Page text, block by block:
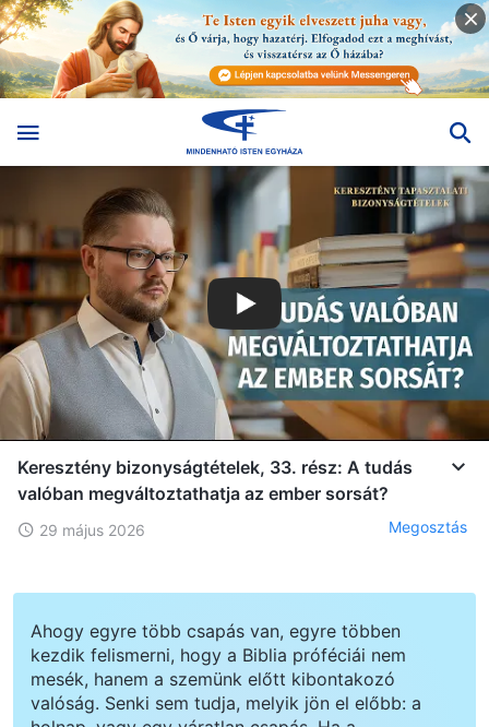
Keresztény bizonyságtételek, 33. rész: A tudás
valóban megváltoztathatja az ember sorsát?
29 május 2026 Megosztás
Ahogy egyre több csapás van, egyre többen
kezdik felismerni, hogy a Biblia próféciái nem
mesék, hanem a szemünk előtt kibontakozó
valóság. Senki sem tudja, melyik jön el előbb: a